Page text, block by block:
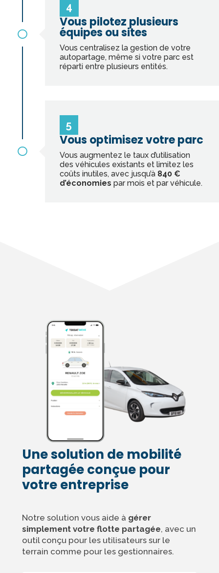

4
Vous pilotez plusieurs
équipes ou sites
Vous centralisez la gestion de votre
autopartage, même si votre parc est
réparti entre plusieurs entités.

5
Vous optimisez votre parc
Vous augmentez le taux d’utilisation
des véhicules existants et limitez les
coûts inutiles, avec jusqu’à 840 €
d’économies par mois et par véhicule.
Une solution de mobilité
partagée conçue pour
votre entreprise
Notre solution vous aide à gérer
simplement votre flotte partagée, avec un
outil conçu pour les utilisateurs sur le
terrain comme pour les gestionnaires.